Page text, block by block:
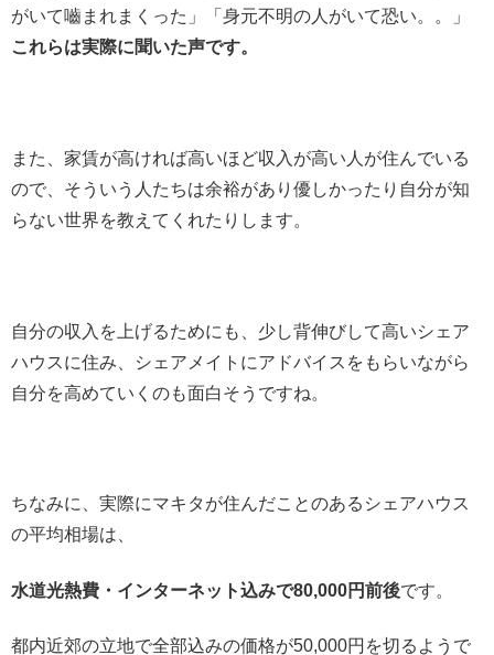
がいて嚙まれまくった」「身元不明の人がいて恐い。。」
これらは実際に聞いた声です。
また、家賃が高ければ高いほど収入が高い人が住んでいる
ので、そういう人たちは余裕があり優しかったり自分が知
らない世界を教えてくれたりします。
自分の収入を上げるためにも、少し背伸びして高いシェア
ハウスに住み、シェアメイトにアドバイスをもらいながら
自分を高めていくのも面白そうですね。
ちなみに、実際にマキタが住んだことのあるシェアハウス
の平均相場は、
水道光熱費・インターネット込みで80,000円前後です。
都内近郊の立地で全部込みの価格が50,000円を切るようで